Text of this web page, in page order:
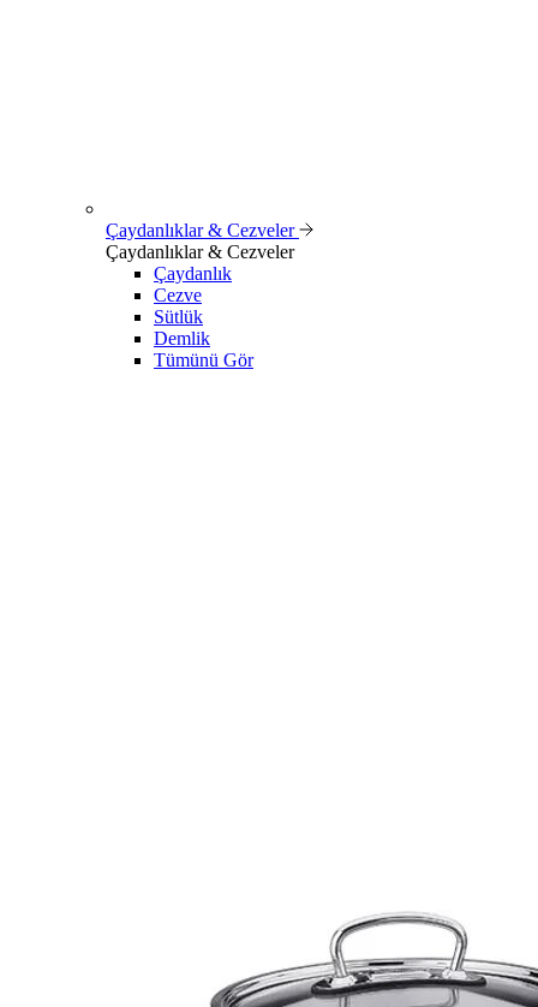
Çaydanlıklar & Cezveler
Çaydanlıklar & Cezveler
Çaydanlık
Cezve
Sütlük
Demlik
Tümünü Gör